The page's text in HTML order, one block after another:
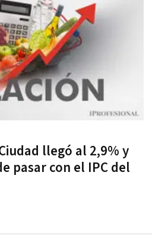
llegó al 2,9% y
pasar con el IPC del